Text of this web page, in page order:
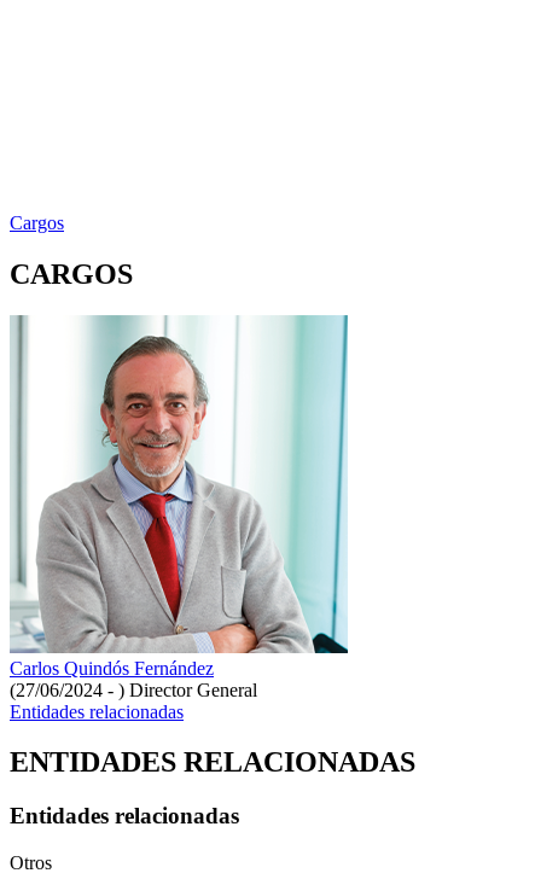
Cargos
CARGOS
Carlos Quindós Fernández
(27/06/2024 - ) Director General
Entidades relacionadas
ENTIDADES RELACIONADAS
Entidades relacionadas
Otros